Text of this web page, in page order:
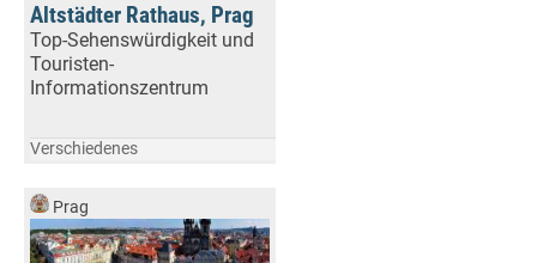
Altstädter Rathaus, Prag
Top-Sehenswürdigkeit und
Touristen-
Informationszentrum
Verschiedenes
Prag